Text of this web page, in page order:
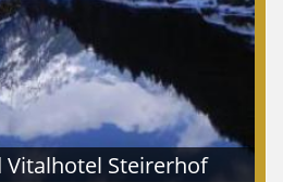
Vitalhotel Steirerhof